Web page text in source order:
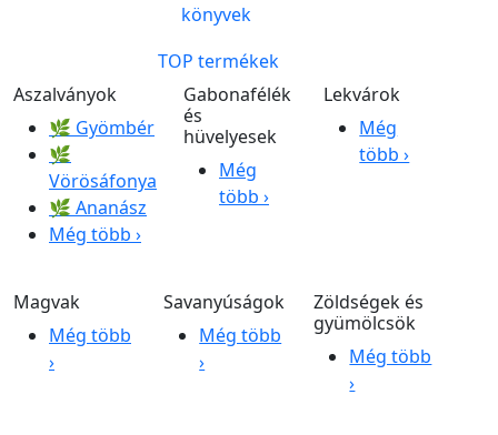
könyvek
TOP termékek
Aszalványok
🌿 Gyömbér
🌿
Vörösáfonya
🌿 Ananász
Még több ›
Gabonafélék
és
hüvelyesek
Még
több ›
Lekvárok
Még
több ›
Magvak
Még több
›
Savanyúságok
Még több
›
Zöldségek és
gyümölcsök
Még több
›